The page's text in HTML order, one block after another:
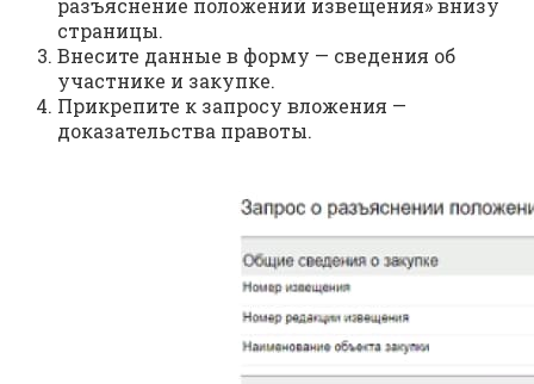
разъяснение положений извещения» внизу
страницы.
Внесите данные в форму — сведения об
участнике и закупке.
Прикрепите к запросу вложения —
доказательства правоты.